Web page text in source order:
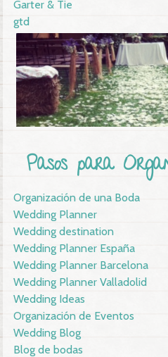
Garter & Tie
gtd
Pasos para
Organización de una Boda
Wedding Planner
Wedding destination
Wedding Planner España
Wedding Planner Barcelona
Wedding Planner Valladolid
Wedding Ideas
Organización de Eventos
Wedding Blog
Blog de bodas